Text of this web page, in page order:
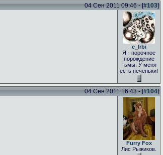
04 Сен 2011 09:46 - [#103]
e_Irbi
Я - порочное
порождение
тьмы. У меня
есть печеньки!
04 Сен 2011 16:43 - [#104]
Furry Fox
Лис Рыжиков.